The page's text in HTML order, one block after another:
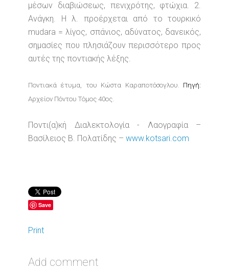
μέσων διαβιώσεως, πενιχρότης, φτώχια. 2.
Ανάγκη. Η λ. προέρχεται από το τουρκικό
mudara = λίγος, σπάνιος, αδύνατος, δανεικός,
σημασίες που πλησιάζουν περισσότερο προς
αυτές της ποντιακής λέξης.
Ποντιακά έτυμα, του Κώστα Καραποτόσογλου. Πηγή:
Αρχείον Πόντου Τόμος 40ος.
Ποντι(α)κή Διαλεκτολογία - Λαογραφία –
Βασίλειος Β. Πολατίδης – www.kotsari.com
Save
Print
Add comment